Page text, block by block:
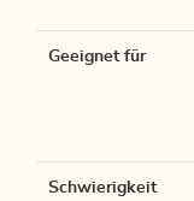
Geeignet für
Schwierigkeit